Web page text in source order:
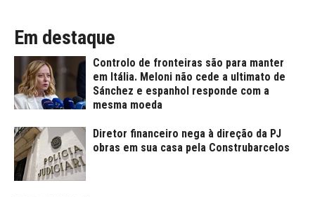
Em destaque
Controlo de fronteiras são para manter
em Itália. Meloni não cede a ultimato de
Sánchez e espanhol responde com a
mesma moeda
Diretor financeiro nega à direção da PJ
obras em sua casa pela Construbarcelos